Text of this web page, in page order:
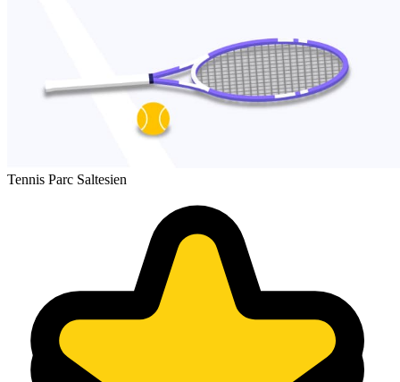
Tennis Parc Saltesien